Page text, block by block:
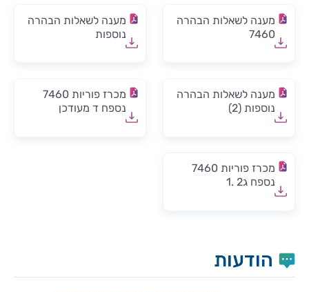
מענה לשאלות הבהרה
7460
מענה לשאלות הבהרה
נוספות
מענה לשאלות הבהרה
נוספות (2)
מכרז פוריות 7460
נספח ד מעודכן
מכרז פוריות 7460
נספח ג2 .1
הודעות